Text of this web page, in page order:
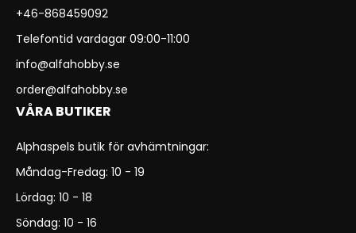
+46-868459092
Telefontid vardagar 09:00-11:00
info@alfahobby.se
order@alfahobby.se
VÅRA BUTIKER
Alphaspels butik för avhämtningar:
Måndag-Fredag: 10 - 19
Lördag: 10 - 18
Söndag: 10 - 16